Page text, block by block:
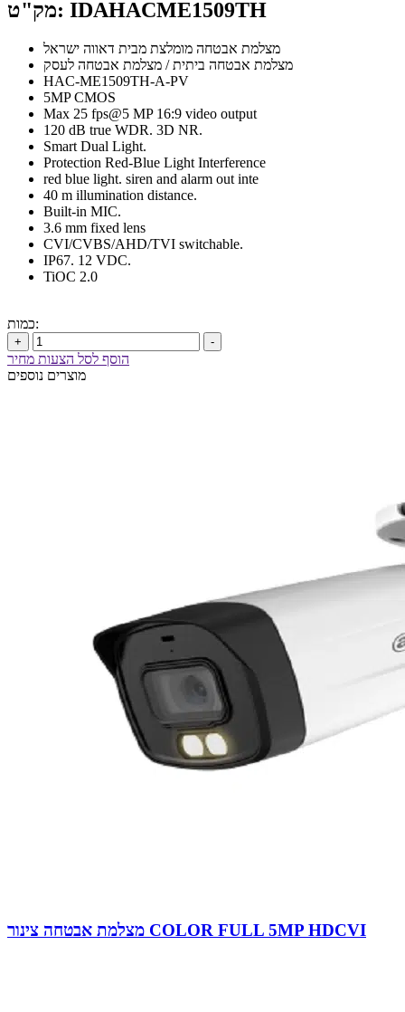
מק"ט: IDAHACME1509TH
HAC-ME1509TH-A-PV
5MP CMOS
Max 25 fps@5 MP 16:9 video output
120 dB true WDR. 3D NR.
Smart Dual Light.
Protection Red-Blue Light Interference
red blue light. siren and alarm out inte
40 m illumination distance.
Built-in MIC.
3.6 mm fixed lens
CVI/CVBS/AHD/TVI switchable.
IP67. 12 VDC.
TiOC 2.0
כמות:
+ -
הוסף לסל הצעות מחיר
מוצרים נוספים
מצלמת אבטחה צינור COLOR FULL 5MP HDCVI